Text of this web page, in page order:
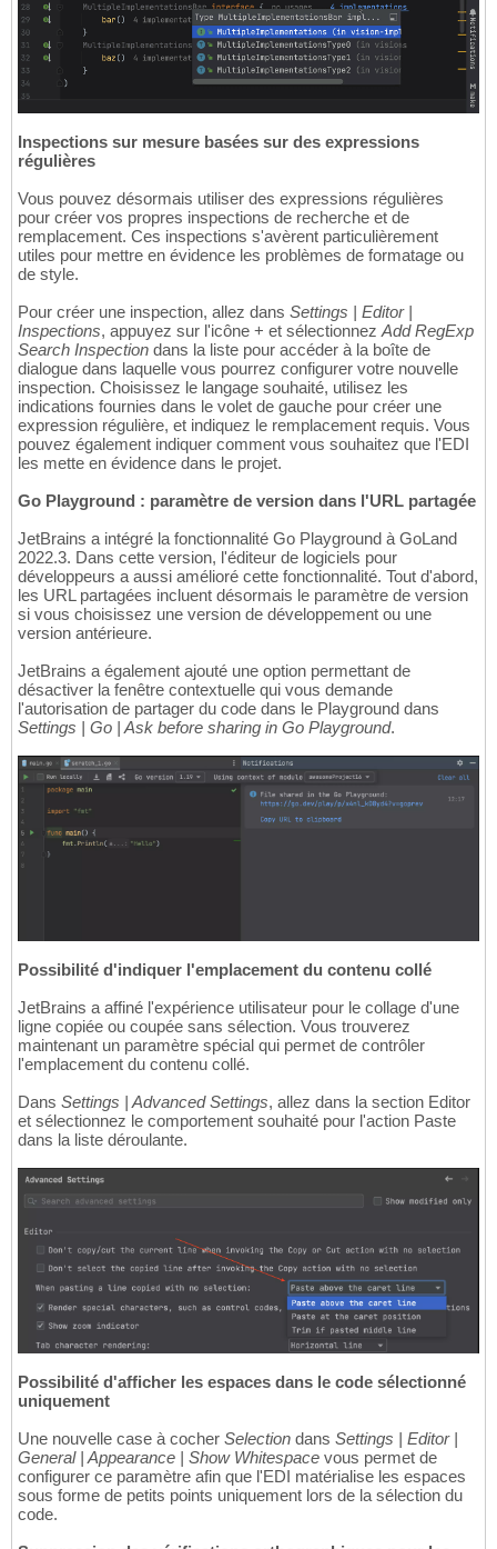
Inspections sur mesure basées sur des expressions
régulières
Vous pouvez désormais utiliser des expressions régulières
pour créer vos propres inspections de recherche et de
remplacement. Ces inspections s'avèrent particulièrement
utiles pour mettre en évidence les problèmes de formatage ou
de style.
Pour créer une inspection, allez dans Settings | Editor |
Inspections, appuyez sur l'icône + et sélectionnez Add RegExp
Search Inspection dans la liste pour accéder à la boîte de
dialogue dans laquelle vous pourrez configurer votre nouvelle
inspection. Choisissez le langage souhaité, utilisez les
indications fournies dans le volet de gauche pour créer une
expression régulière, et indiquez le remplacement requis. Vous
pouvez également indiquer comment vous souhaitez que l'EDI
les mette en évidence dans le projet.
Go Playground : paramètre de version dans l'URL partagée
JetBrains a intégré la fonctionnalité Go Playground à GoLand
2022.3. Dans cette version, l'éditeur de logiciels pour
développeurs a aussi amélioré cette fonctionnalité. Tout d'abord,
les URL partagées incluent désormais le paramètre de version
si vous choisissez une version de développement ou une
version antérieure.
JetBrains a également ajouté une option permettant de
désactiver la fenêtre contextuelle qui vous demande
l'autorisation de partager du code dans le Playground dans
Settings | Go | Ask before sharing in Go Playground.
Possibilité d'indiquer l'emplacement du contenu collé
JetBrains a affiné l'expérience utilisateur pour le collage d'une
ligne copiée ou coupée sans sélection. Vous trouverez
maintenant un paramètre spécial qui permet de contrôler
l'emplacement du contenu collé.
Dans Settings | Advanced Settings, allez dans la section Editor
et sélectionnez le comportement souhaité pour l'action Paste
dans la liste déroulante.
Possibilité d'afficher les espaces dans le code sélectionné
uniquement
Une nouvelle case à cocher Selection dans Settings | Editor |
General | Appearance | Show Whitespace vous permet de
configurer ce paramètre afin que l'EDI matérialise les espaces
sous forme de petits points uniquement lors de la sélection du
code.